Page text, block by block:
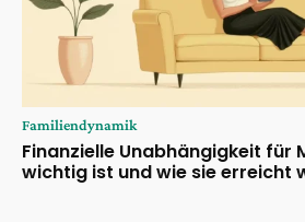
Familiendynamik
Finanzielle Unabhängigkeit für
wichtig ist und wie sie erreicht